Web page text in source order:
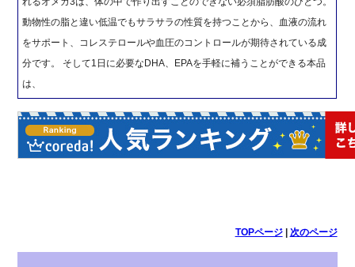
動物性の脂と違い低温でもサラサラの性質を持つことから、血液の流れ
をサポート、コレステロールや血圧のコントロールが期待されている成
分です。 そして1日に必要なDHA、EPAを手軽に補うことができる本品
は、
TOPページ| 次のページ